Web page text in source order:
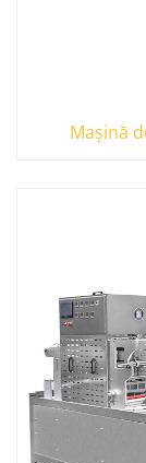
Mașină